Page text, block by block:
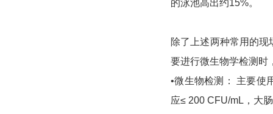
的泳池高出约15%。
除了上述两种常用的
要进行微生物学检测时
•微生物检测： 主要使
应≤ 200 CFU/mL，大